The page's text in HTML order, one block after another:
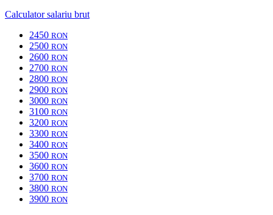
Calculator salariu brut
2450 RON
2500 RON
2600 RON
2700 RON
2800 RON
2900 RON
3000 RON
3100 RON
3200 RON
3300 RON
3400 RON
3500 RON
3600 RON
3700 RON
3800 RON
3900 RON